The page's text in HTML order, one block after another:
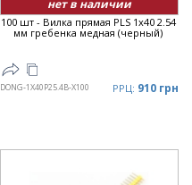
нет в наличии
100 шт - Вилка прямая PLS 1x40 2.54
мм гребенка медная (черный)
DONG-1X40P25.4B-X100 РРЦ: 910 грн